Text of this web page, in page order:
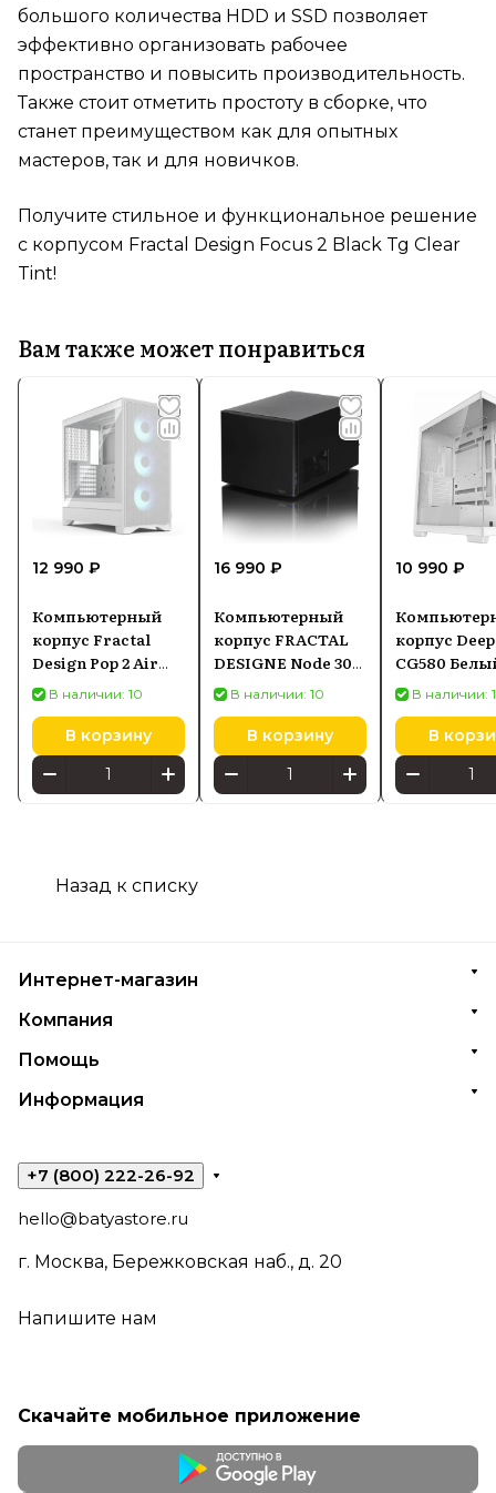
большого количества HDD и SSD позволяет
эффективно организовать рабочее
пространство и повысить производительность.
Также стоит отметить простоту в сборке, что
станет преимуществом как для опытных
мастеров, так и для новичков.
Получите стильное и функциональное решение
с корпусом Fractal Design Focus 2 Black Tg Clear
Tint!
Вам также может понравиться
12 990 ₽
Компьютерный
корпус Fractal
Design Pop 2 Air
(FDCPOA2A04)
В наличии: 10
В корзину
16 990 ₽
Компьютерный
корпус FRACTAL
DESIGNE Node 304
(FD-CA-NODE-304-
BL)
В наличии: 10
В корзину
10 990 ₽
корпус
CG580
В наличии:
В
Назад к списку
Интернет-магазин
Компания
Помощь
Информация
+7 (800) 222-26-92
hello@batyastore.ru
г. Москва, Бережковская наб., д. 20
Напишите нам
Скачайте мобильное приложение